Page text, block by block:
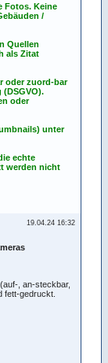
Fotos. Keine
/
Quellen
als Zitat
oder zuord-bar
oder
unter
echte
werden nicht
19.04.24 16:32
(auf-, an-steckbar,
fett-gedruckt.